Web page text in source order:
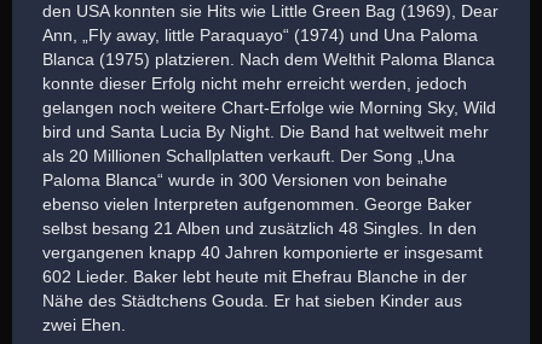
den USA konnten sie Hits wie Little Green Bag (1969), Dear
Ann, „Fly away, little Paraquayo“ (1974) und Una Paloma
Blanca (1975) platzieren. Nach dem Welthit Paloma Blanca
konnte dieser Erfolg nicht mehr erreicht werden, jedoch
gelangen noch weitere Chart-Erfolge wie Morning Sky, Wild
bird und Santa Lucia By Night. Die Band hat weltweit mehr
als 20 Millionen Schallplatten verkauft. Der Song „Una
Paloma Blanca“ wurde in 300 Versionen von beinahe
ebenso vielen Interpreten aufgenommen. George Baker
selbst besang 21 Alben und zusätzlich 48 Singles. In den
vergangenen knapp 40 Jahren komponierte er insgesamt
602 Lieder. Baker lebt heute mit Ehefrau Blanche in der
Nähe des Städtchens Gouda. Er hat sieben Kinder aus
zwei Ehen.